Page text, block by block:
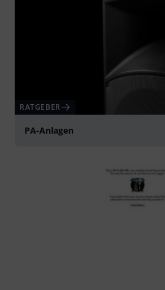
RATGEBER
PA-Anlagen